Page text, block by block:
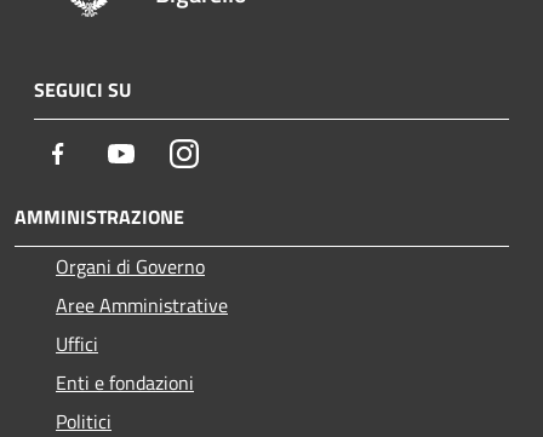
SEGUICI SU
Facebook YoutubeInstagram
AMMINISTRAZIONE
Organi di Governo
Aree Amministrative
Uffici
Enti e fondazioni
Politici